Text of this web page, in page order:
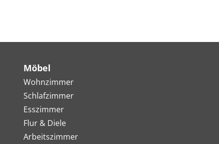
Möbel
Wohnzimmer
Schlafzimmer
Esszimmer
Flur & Diele
Arbeitszimmer